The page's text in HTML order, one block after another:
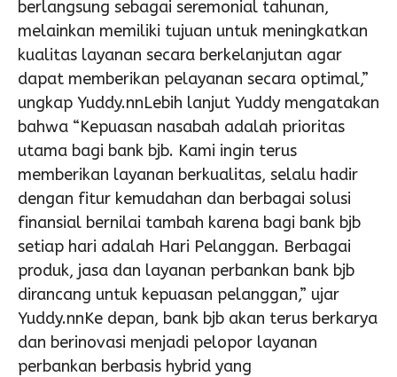
berlangsung sebagai seremonial tahunan,
melainkan memiliki tujuan untuk meningkatkan
kualitas layanan secara berkelanjutan agar
dapat memberikan pelayanan secara optimal,”
ungkap Yuddy.nnLebih lanjut Yuddy mengatakan
bahwa “Kepuasan nasabah adalah prioritas
utama bagi bank bjb. Kami ingin terus
memberikan layanan berkualitas, selalu hadir
dengan fitur kemudahan dan berbagai solusi
finansial bernilai tambah karena bagi bank bjb
setiap hari adalah Hari Pelanggan. Berbagai
produk, jasa dan layanan perbankan bank bjb
dirancang untuk kepuasan pelanggan,” ujar
Yuddy.nnKe depan, bank bjb akan terus berkarya
dan berinovasi menjadi pelopor layanan
perbankan berbasis hybrid yang